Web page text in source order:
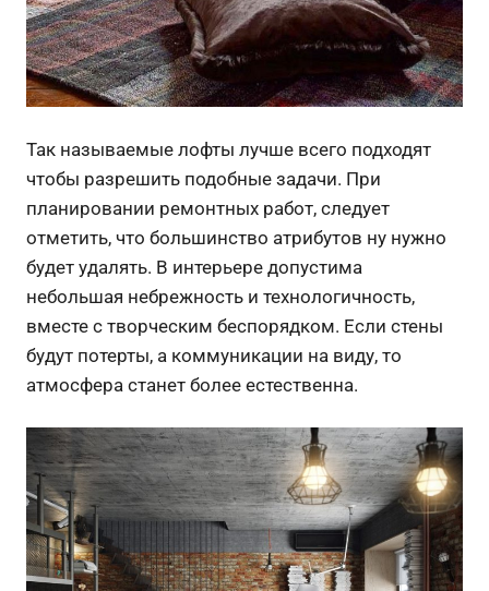
Так называемые лофты лучше всего подходят
чтобы разрешить подобные задачи. При
планировании ремонтных работ, следует
отметить, что большинство атрибутов ну нужно
будет удалять. В интерьере допустима
небольшая небрежность и технологичность,
вместе с творческим беспорядком. Если стены
будут потерты, а коммуникации на виду, то
атмосфера станет более естественна.